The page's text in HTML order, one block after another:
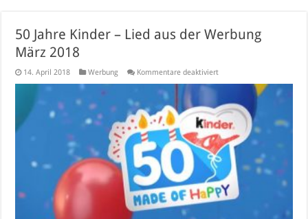
50 Jahre Kinder – Lied aus der Werbung
März 2018
14. April 2018 Werbung Kommentare deaktiviertfür
–
Lied
aus
der
Werbung
März
2018